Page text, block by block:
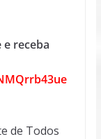
receba
de Todos